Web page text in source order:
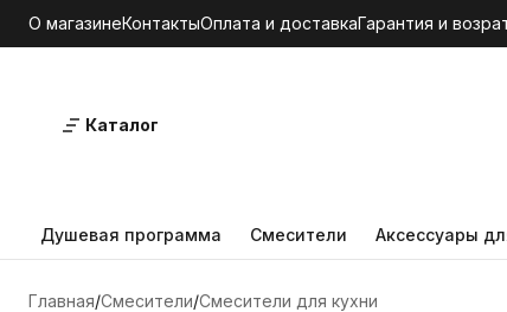
О магазинеКонтактыОплата и доставкаГарантия и
Каталог
Душевая программа Смесители Аксессуары
Главная Смесители Смесители для кухни